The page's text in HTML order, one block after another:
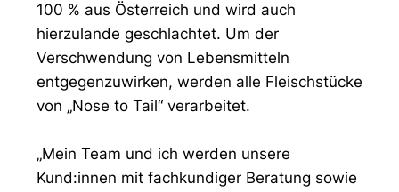
100 % aus Österreich und wird auch
hierzulande geschlachtet. Um der
Verschwendung von Lebensmitteln
entgegenzuwirken, werden alle Fleischstücke
von „Nose to Tail“ verarbeitet.
„Mein Team und ich werden unsere
Kund:innen mit fachkundiger Beratung sowie